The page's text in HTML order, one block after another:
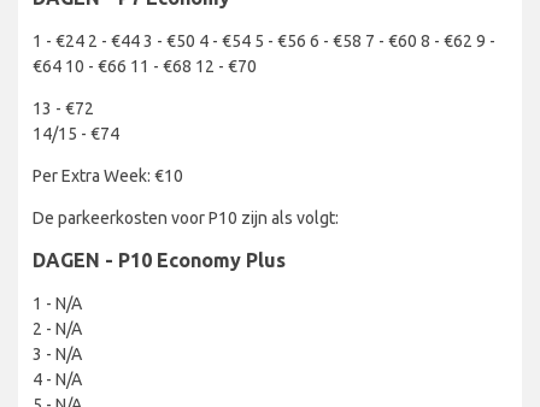
1 - €24 2 - €44 3 - €50 4 - €54 5 - €56 6 - €58 7 - €60 8 - €62 9 -
€64 10 - €66 11 - €68 12 - €70
13 - €72
14/15 - €74
Per Extra Week: €10
De parkeerkosten voor P10 zijn als volgt:
DAGEN - P10 Economy Plus
1 - N/A
2 - N/A
3 - N/A
4 - N/A